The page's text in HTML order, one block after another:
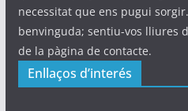
necessitat que ens pugui
benvinguda; sentiu-vos lliures
de la pàgina de contacte.
Enllaços d’interés